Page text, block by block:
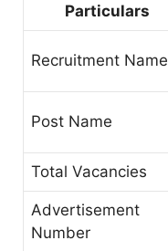
Particulars
Recruitment Name
Post Name
Total Vacancies
Advertisement
Number